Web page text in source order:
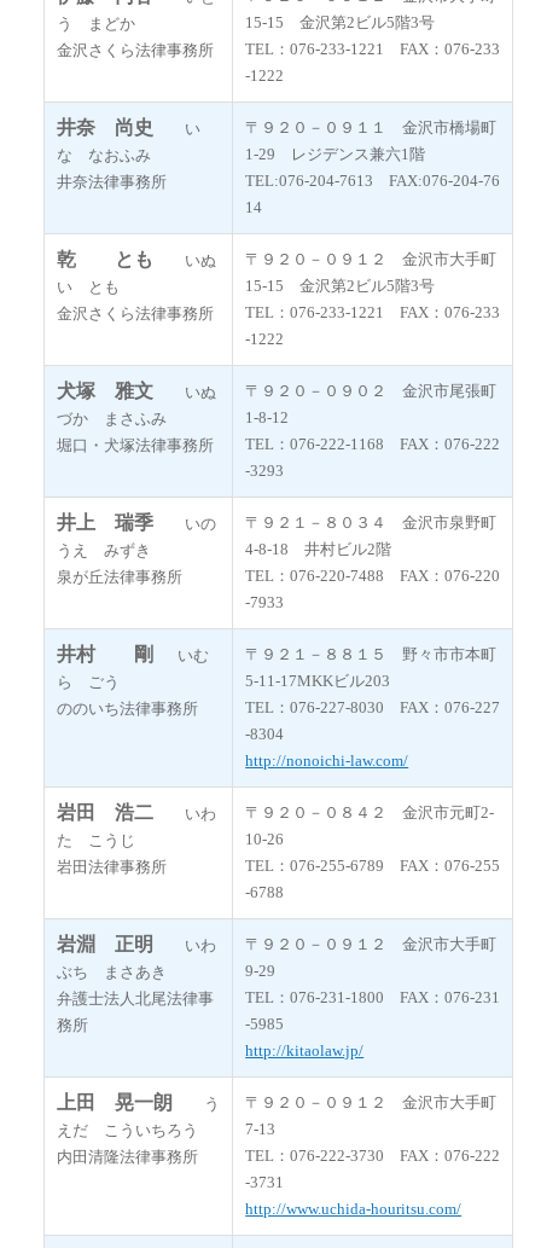
う まどか
金沢さくら法律事務所
15-15 金沢第2ビル5階3号
TEL：076-233-1221 FAX：076-233
-1222
井奈 尚史
い
な なおふみ
井奈法律事務所
〒９２０－０９１１ 金沢市橋場町
1-29 レジデンス兼六1階
TEL:076-204-7613 FAX:076-204-76
14
乾 とも
いぬ
い とも
金沢さくら法律事務所
〒９２０－０９１２ 金沢市大手町
15-15 金沢第2ビル5階3号
TEL：076-233-1221 FAX：076-233
-1222
犬塚 雅文 いぬ
づか まさふみ
堀口・犬塚法律事務所
〒９２０－０９０２ 金沢市尾張町
1-8-12
TEL：076-222-1168 FAX：076-222
-3293
井上 瑞季 いの
うえ みずき
泉が丘法律事務所
〒９２１－８０３４ 金沢市泉野町
4‐8-18 井村ビル2階
TEL：076-220-7488 FAX：076-220
-7933
井村 剛
いむ
ら ごう
ののいち法律事務所
〒９２１－８８１５ 野々市市本町
5‐11-17MKKビル203
TEL：076-227-8030 FAX：076-227
-8304
http://nonoichi-law.com/
岩田 浩二 いわ
た こうじ
岩田法律事務所
〒９２０－０８４２ 金沢市元町2-
10-26
TEL：076-255-6789 FAX：076-255
-6788
岩淵 正明
いわ
ぶち まさあき
弁護士法人北尾法律事
務所
〒９２０－０９１２ 金沢市大手町
9-29
TEL：076-231-1800 FAX：076-231
-5985
http://kitaolaw.jp/
上田 晃一朗
う
えだ こういちろう
内田清隆法律事務所
〒９２０－０９１２ 金沢市大手町
7-13
TEL：076-222-3730 FAX：076-222
-3731
http://www.uchida-houritsu.com/